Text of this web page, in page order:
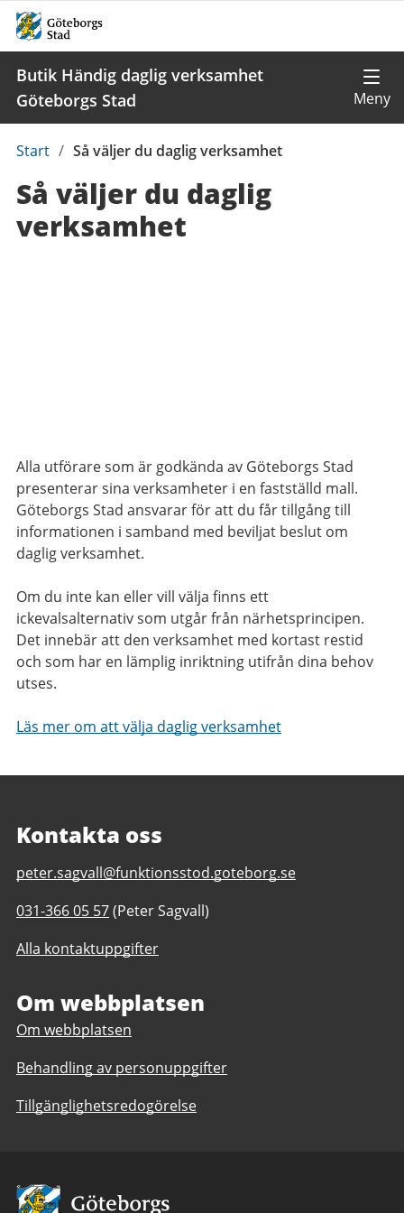
Butik Händig daglig verksamhet
Göteborgs Stad
Du
här:
Start / Så väljer du daglig verksamhet
Så väljer du daglig
verksamhet
Alla utförare som är godkända av Göteborgs Stad
presenterar sina verksamheter i en fastställd mall.
Göteborgs Stad ansvarar för att du får tillgång till
informationen i samband med beviljat beslut om
daglig verksamhet.
Om du inte kan eller vill välja finns ett
ickevalsalternativ som utgår från närhetsprincipen.
Det innebär att den verksamhet med kortast restid
och som har en lämplig inriktning utifrån dina behov
utses.
Läs mer om att välja daglig verksamhet
Kontakta oss
E-
till
Butik
Händig
verksamhet
Göteborgs
peter.sagvall@funktionsstod.goteborg.se
Telefonnummer
Butik
daglig
verksamhet
Göteborgs
Stad
031-366 05 57(Peter Sagvall)
Alla kontaktuppgifter
Om webbplatsen
Om webbplatsen
Behandling av personuppgifter
Tillgänglighetsredogörelse
Avsändare: